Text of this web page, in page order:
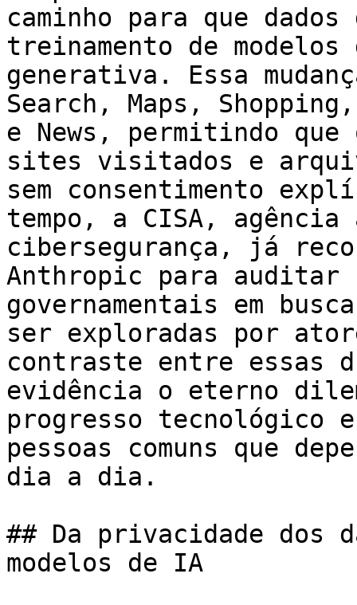
caminho para que
treinamento de
generativa. Essa
Search, Maps,
e News, permitindo
sites visitados e
sem consentimento
tempo, a CISA, agência
cibersegurança, já
Anthropic para auditar
governamentais em
ser exploradas por
contraste entre essas
evidência o eterno
progresso tecnológico
pessoas comuns que
dia a dia.
## Da privacidade dos
modelos de IA